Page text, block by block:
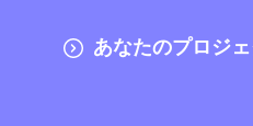
あなたのプロジ